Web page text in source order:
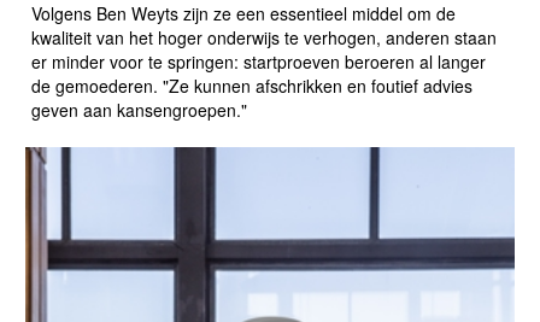
Volgens Ben Weyts zijn ze een essentieel middel om de
kwaliteit van het hoger onderwijs te verhogen, anderen staan
er minder voor te springen: startproeven beroeren al langer
de gemoederen. "Ze kunnen afschrikken en foutief advies
geven aan kansengroepen."